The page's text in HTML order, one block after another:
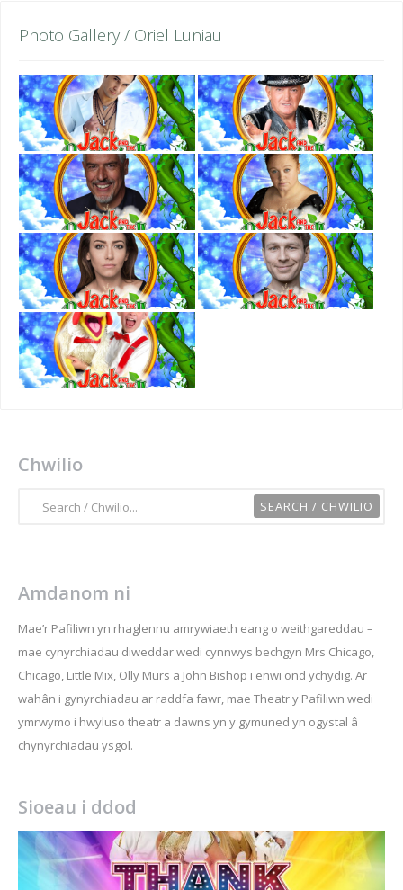
Photo Gallery / Oriel Luniau
Chwilio
Amdanom ni
Mae’r Pafiliwn yn rhaglennu amrywiaeth eang o weithgareddau –
mae cynyrchiadau diweddar wedi cynnwys bechgyn Mrs Chicago,
Chicago, Little Mix, Olly Murs a John Bishop i enwi ond ychydig. Ar
wahân i gynyrchiadau ar raddfa fawr, mae Theatr y Pafiliwn wedi
ymrwymo i hwyluso theatr a dawns yn y gymuned yn ogystal â
chynyrchiadau ysgol.
Sioeau i ddod